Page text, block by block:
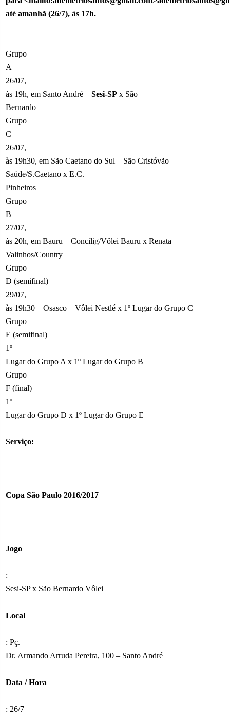
até amanhã (26/7), às 17h.
Grupo
A
26/07,
às 19h, em Santo André – Sesi-SP x São
Bernardo
Grupo
C
26/07,
às 19h30, em São Caetano do Sul – São Cristóvão
Saúde/S.Caetano x E.C.
Pinheiros
Grupo
B
27/07,
às 20h, em Bauru – Concilig/Vôlei Bauru x Renata
Valinhos/Country
Grupo
D (semifinal)
29/07,
às 19h30 – Osasco – Vôlei Nestlé x 1º Lugar do Grupo C
Grupo
E (semifinal)
1º
Lugar do Grupo A x 1º Lugar do Grupo B
Grupo
F (final)
1º
Lugar do Grupo D x 1º Lugar do Grupo E
Serviço:
Copa São Paulo 2016/2017
Jogo
:
Sesi-SP x São Bernardo Vôlei
Local
: Pç.
Dr. Armando Arruda Pereira, 100 – Santo André
Data / Hora
: 26/7